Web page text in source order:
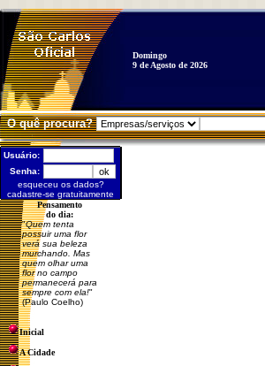
Domingo
9 de Agosto de 2026
O quê procura?
Usuário:
Senha:
esqueceu os dados?
cadastre-se gratuitamente
Pensamento
do dia:
"Quem tenta
possuir uma flor
verá sua beleza
murchando. Mas
quem olhar uma
flor no campo
permanecerá para
sempre com ela!"
(Paulo Coelho)
Inicial
A Cidade